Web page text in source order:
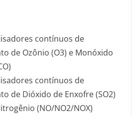
contínuos de
de Ozônio (O3) e Monóxido
contínuos de
de Dióxido de Enxofre (SO2)
(NO/NO2/NOX)